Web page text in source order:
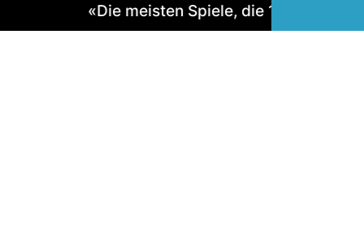
«Die meisten Spiele, die 1:0